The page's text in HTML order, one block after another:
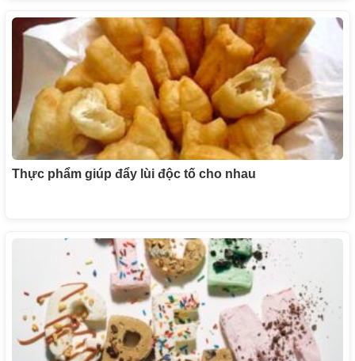
Thực phẩm giúp đẩy lùi độc tố cho nhau